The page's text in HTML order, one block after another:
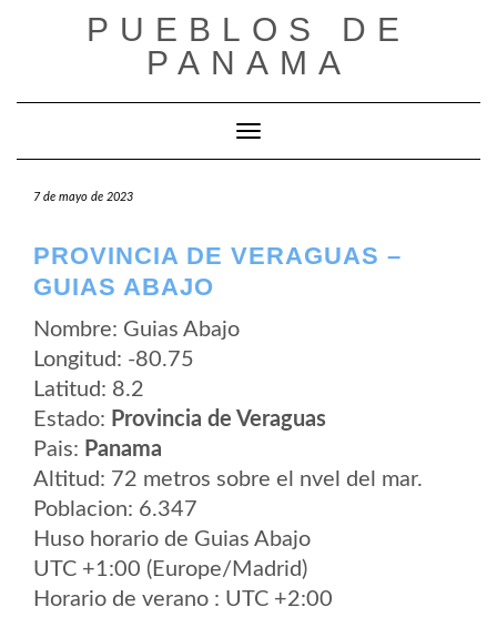
PUEBLOS DE
PANAMA
Cambiar modo de navegación
7 de mayo de 2023
PROVINCIA DE VERAGUAS –
GUIAS ABAJO
Nombre: Guias Abajo
Longitud: -80.75
Latitud: 8.2
Estado: Provincia de Veraguas
Pais: Panama
Altitud: 72 metros sobre el nvel del mar.
Poblacion: 6.347
Huso horario de Guias Abajo
UTC +1:00 (Europe/Madrid)
Horario de verano : UTC +2:00